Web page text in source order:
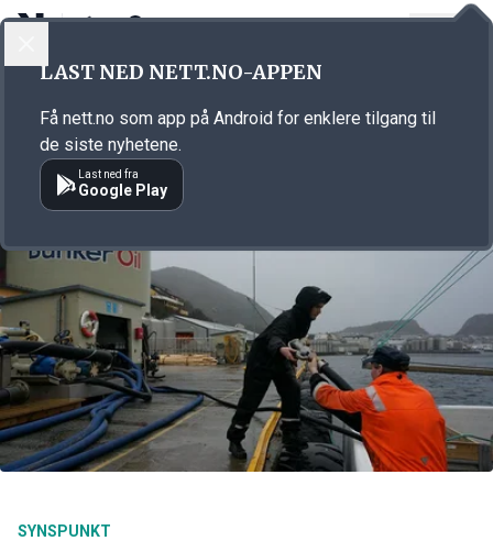
Annonsørinnhold
SYNSPUNKT
LAST NED NETT.NO-APPEN
Få nett.no som app på Android for enklere tilgang til
de siste nyhetene.
Last ned fra
Google Play